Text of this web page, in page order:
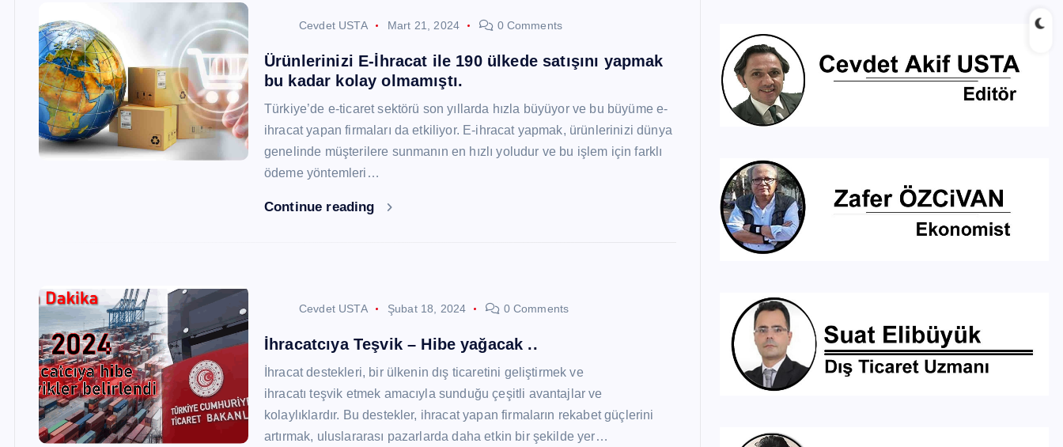
Cevdet USTA Mart 21, 2024 0 Comments
Ürünlerinizi E-İhracat ile 190 ülkede satışını yapmak
bu kadar kolay olmamıştı.
Türkiye’de e-ticaret sektörü son yıllarda hızla büyüyor ve bu büyüme e-
ihracat yapan firmaları da etkiliyor. E-ihracat yapmak, ürünlerinizi dünya
genelinde müşterilere sunmanın en hızlı yoludur ve bu işlem için farklı
ödeme yöntemleri…
Continue reading
Cevdet USTA Şubat 18, 2024 0 Comments
İhracatcıya Teşvik – Hibe yağacak ..
İhracat destekleri, bir ülkenin dış ticaretini geliştirmek ve
ihracatı teşvik etmek amacıyla sunduğu çeşitli avantajlar ve
kolaylıklardır. Bu destekler, ihracat yapan firmaların rekabet güçlerini
artırmak, uluslararası pazarlarda daha etkin bir şekilde yer…